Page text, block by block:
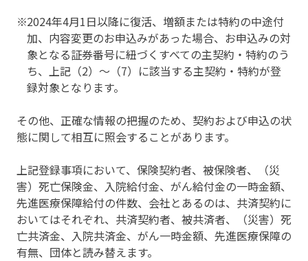
2024年4月1日以降に復活、増額または特約の中途付
加、内容変更のお申込みがあった場合、お申込みの対
象となる証券番号に紐づくすべての主契約・特約のう
ち、上記（2）～（7）に該当する主契約・特約が登
録対象となります。
その他、正確な情報の把握のため、契約および申込の状
態に関して相互に照会することがあります。
上記登録事項において、保険契約者、被保険者、（災
害）死亡保険金、入院給付金、がん給付金の一時金額、
先進医療保障給付の件数、会社とあるのは、共済契約に
おいてはそれぞれ、共済契約者、被共済者、（災害）死
亡共済金、入院共済金、がん一時金額、先進医療保障の
有無、団体と読み替えます。